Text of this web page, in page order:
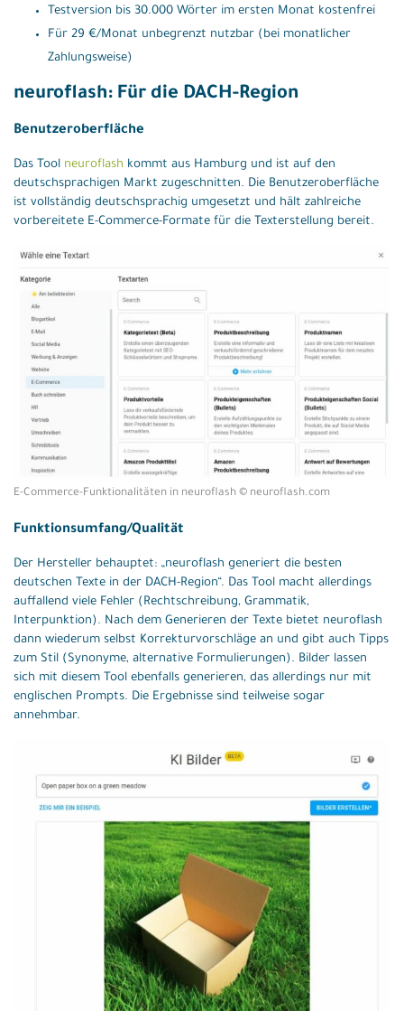
Testversion bis 30.000 Wörter im ersten Monat kostenfrei
Für 29 €/Monat unbegrenzt nutzbar (bei monatlicher
Zahlungsweise)
neuroflash: Für die DACH-Region
Benutzeroberfläche
Das Tool neuroflash kommt aus Hamburg und ist auf den
deutschsprachigen Markt zugeschnitten. Die Benutzeroberfläche
ist vollständig deutschsprachig umgesetzt und hält zahlreiche
vorbereitete E-Commerce-Formate für die Texterstellung bereit.
E-Commerce-Funktionalitäten in neuroflash © neuroflash.com
Funktionsumfang/Qualität
Der Hersteller behauptet: „neuroflash generiert die besten
deutschen Texte in der DACH-Region“. Das Tool macht allerdings
auffallend viele Fehler (Rechtschreibung, Grammatik,
Interpunktion). Nach dem Generieren der Texte bietet neuroflash
dann wiederum selbst Korrekturvorschläge an und gibt auch Tipps
zum Stil (Synonyme, alternative Formulierungen). Bilder lassen
sich mit diesem Tool ebenfalls generieren, das allerdings nur mit
englischen Prompts. Die Ergebnisse sind teilweise sogar
annehmbar.